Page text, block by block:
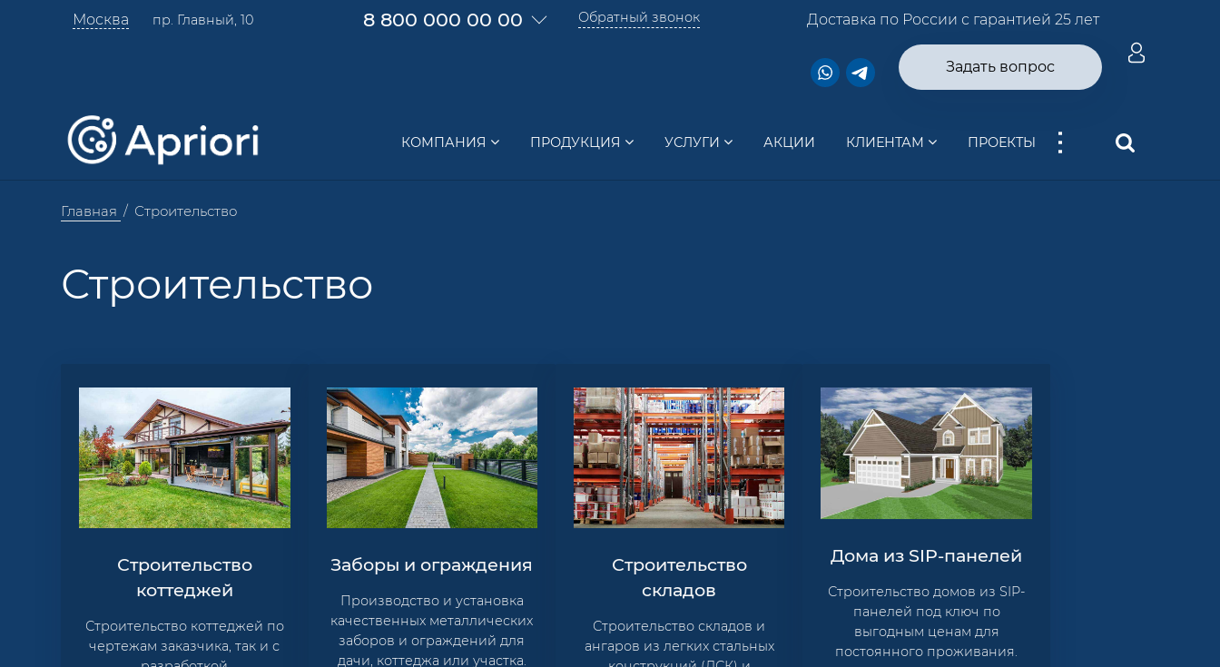
Москва пр. Главный, 10 8 800 000 00 00 Обратный звонок Доставка по России с гарантией 25 лет
Задать вопрос
КОМПАНИЯ ПРОДУКЦИЯ УСЛУГИ АКЦИИ КЛИЕНТАМ ПРОЕКТЫ ...
Главная Строительство
Строительство
Строительство
коттеджей
Строительство коттеджей по
чертежам заказчика, так и с
Заборы и ограждения
Производство и установка
качественных металлических
заборов и ограждений для
дачи, коттеджа или участка.
Строительство
складов
Строительство складов и
ангаров из легких стальных
Дома из SIP-панелей
Строительство домов из SIP-
панелей под ключ по
выгодным ценам для
постоянного проживания.